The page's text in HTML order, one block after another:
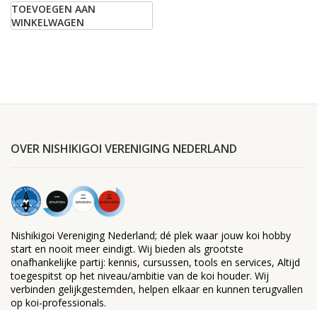
TOEVOEGEN AAN
WINKELWAGEN
OVER NISHIKIGOI VERENIGING NEDERLAND
Nishikigoi Vereniging Nederland; dé plek waar jouw koi hobby
start en nooit meer eindigt. Wij bieden als grootste
onafhankelijke partij: kennis, cursussen, tools en services, Altijd
toegespitst op het niveau/ambitie van de koi houder. Wij
verbinden gelijkgestemden, helpen elkaar en kunnen terugvallen
op koi-professionals.